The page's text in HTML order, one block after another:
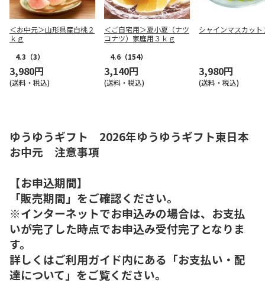
＜お中元＞山形県産白桃２
ｋｇ
4.3 （3）
3,980円
(送料・税込)
＜ご自宅用＞夏小夏（ナツ
コナツ）家庭用３ｋｇ
4.6 （154）
3,140円
(送料・税込)
シャインマスカット
3,980円
(送料・税込)
ゆうゆうギフト 2026年ゆうゆうギフト東日本
お中元 注意事項
【お申込期間】
「販売期間」をご確認ください。
※インターネットでお申込みの場合は、お支払
いが完了した時点でお申込み受付完了となりま
す。
詳しくはご利用ガイド内にある「お支払い・配
達について」をご覧ください。